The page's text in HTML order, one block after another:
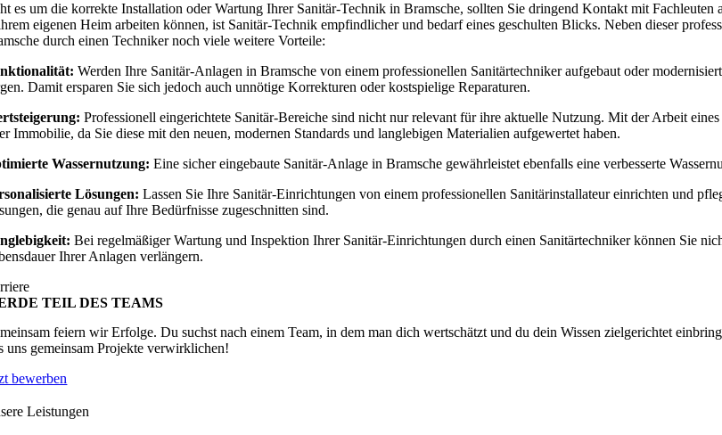
es um die korrekte Installation oder Wartung Ihrer Sanitär-Technik in Bramsche, sollten Sie dringend Kontakt mit
eigenen Heim arbeiten können, ist Sanitär-Technik empfindlicher und bedarf eines geschulten Blicks. Neben dieser
durch einen Techniker noch viele weitere Vorteile:
Werden Ihre Sanitär-Anlagen in Bramsche von einem professionellen Sanitärtechniker aufgebaut oder
Damit ersparen Sie sich jedoch auch unnötige Korrekturen oder kostspielige Reparaturen.
Professionell eingerichtete Sanitär-Bereiche sind nicht nur relevant für ihre aktuelle Nutzung. Mit der Arbeit
Immobilie, da Sie diese mit den neuen, modernen Standards und langlebigen Materialien aufgewertet haben.
Wassernutzung: Eine sicher eingebaute Sanitär-Anlage in Bramsche gewährleistet ebenfalls eine verbesserte
Lösungen: Lassen Sie Ihre Sanitär-Einrichtungen von einem professionellen Sanitärinstallateur einrichten und
die genau auf Ihre Bedürfnisse zugeschnitten sind.
Bei regelmäßiger Wartung und Inspektion Ihrer Sanitär-Einrichtungen durch einen Sanitärtechniker können Sie
Ihrer Anlagen verlängern.
TEIL DES TEAMS
feiern wir Erfolge. Du suchst nach einem Team, in dem man dich wertschätzt und du dein Wissen zielgerichtet
uns gemeinsam Projekte verwirklichen!
bewerben
Leistungen